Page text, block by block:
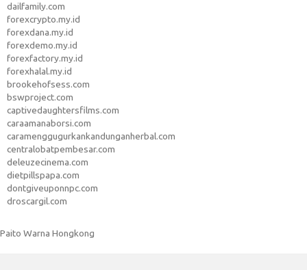
dailfamily.com
forexcrypto.my.id
forexdana.my.id
forexdemo.my.id
forexfactory.my.id
forexhalal.my.id
brookehofsess.com
bswproject.com
captivedaughtersfilms.com
caraamanaborsi.com
caramenggugurkankandunganherbal.com
centralobatpembesar.com
deleuzecinema.com
dietpillspapa.com
dontgiveuponnpc.com
droscargil.com
Paito Warna Hongkong